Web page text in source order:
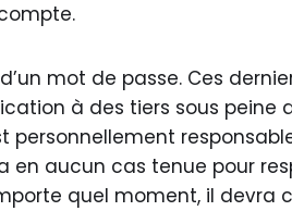
mot de passe. Ces
à des tiers sous peine
personnellement
aucun cas tenue pour
quel moment, il